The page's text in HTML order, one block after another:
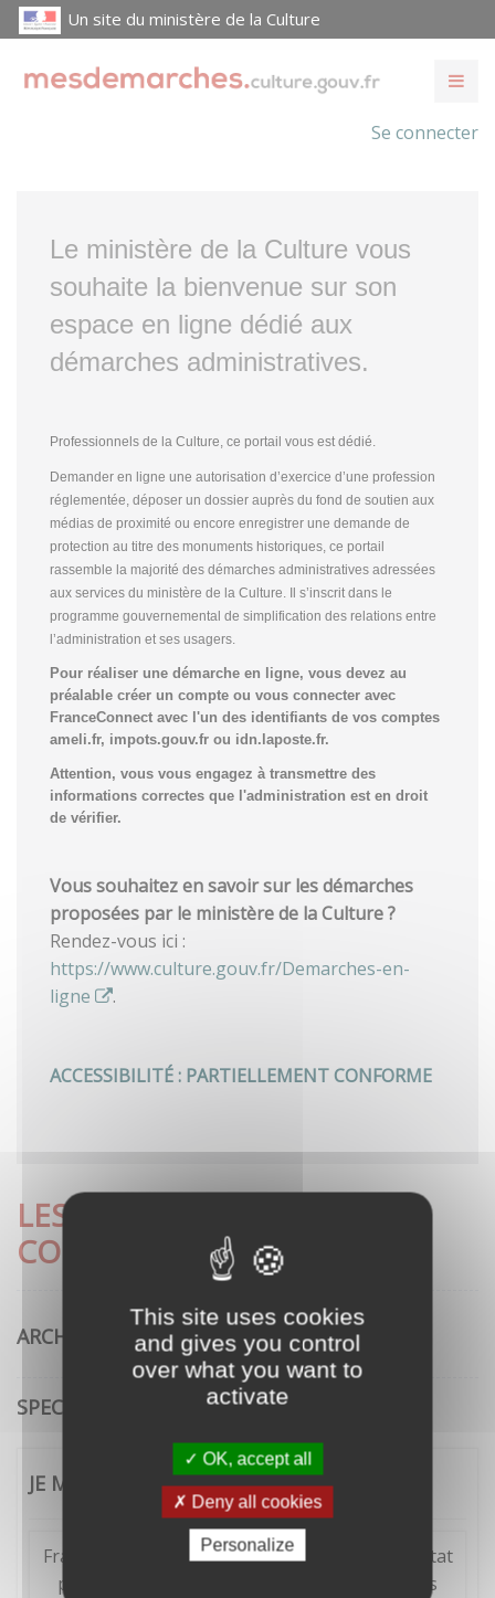
This site uses cookies
and gives you control
over what you want to
activate
OK, accept all
Deny all cookies
Personalize
Un site du ministère de la Culture
Se connecter
Le ministère de la Culture vous
souhaite la bienvenue sur son
espace en ligne dédié aux
démarches administratives.
Professionnels de la Culture, ce portail vous est dédié.
Demander en ligne une autorisation d’exercice d’une profession
réglementée, déposer un dossier auprès du fond de soutien aux
médias de proximité ou encore enregistrer une demande de
protection au titre des monuments historiques, ce portail
rassemble la majorité des démarches administratives adressées
aux services du ministère de la Culture. Il s’inscrit dans le
programme gouvernemental de simplification des relations entre
l’administration et ses usagers.
Pour réaliser une démarche en ligne, vous devez au
préalable créer un compte ou vous connecter avec
FranceConnect avec l'un des identifiants de vos comptes
ameli.fr, impots.gouv.fr ou idn.laposte.fr.
Attention, vous vous engagez à transmettre des
informations correctes que l'administration est en droit
de vérifier.
Vous souhaitez en savoir sur les démarches
proposées par le ministère de la Culture ?
Rendez-vous ici :
https://www.culture.gouv.fr/Demarches-en-
ligne
.
ACCESSIBILITÉ : PARTIELLEMENT CONFORME
LES DÉMARCHES LES PLUS
CONSULTÉES
ARCHITECTURE
SPECTACLE VIVANT
JE ME CONNECTE
FranceConnect est la solution proposée par l'Etat
pour sécuriser et simplifier la connexion à vos